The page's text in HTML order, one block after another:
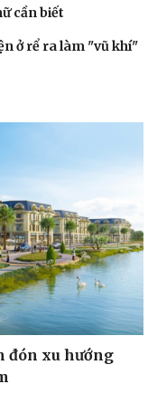
cần biết
ở rể ra làm "vũ khí"
đón xu hướng